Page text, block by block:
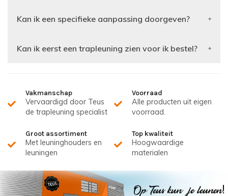
Kan ik een specifieke aanpassing doorgeven?
Kan ik eerst een trapleuning zien voor ik bestel?
Vakmanschap
Vervaardigd door Teus
de trapleuning specialist
Voorraad
Alle producten uit eigen
voorraad.
Groot assortiment
Met leuninghouders en
leuningen
Top kwaliteit
Hoogwaardige
materialen